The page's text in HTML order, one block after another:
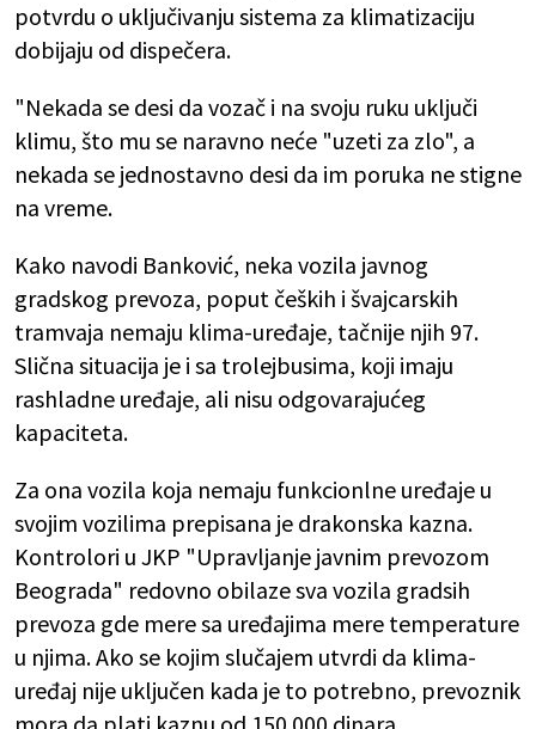
potvrdu o uključivanju sistema za klimatizaciju
dobijaju od dispečera.
"Nekada se desi da vozač i na svoju ruku uključi
klimu, što mu se naravno neće "uzeti za zlo", a
nekada se jednostavno desi da im poruka ne stigne
na vreme.
Kako navodi Banković, neka vozila javnog
gradskog prevoza, poput čeških i švajcarskih
tramvaja nemaju klima-uređaje, tačnije njih 97.
Slična situacija je i sa trolejbusima, koji imaju
rashladne uređaje, ali nisu odgovarajućeg
kapaciteta.
Za ona vozila koja nemaju funkcionlne uređaje u
svojim vozilima prepisana je drakonska kazna.
Kontrolori u JKP "Upravljanje javnim prevozom
Beograda" redovno obilaze sva vozila gradsih
prevoza gde mere sa uređajima mere temperature
u njima. Ako se kojim slučajem utvrdi da klima-
uređaj nije uključen kada je to potrebno, prevoznik